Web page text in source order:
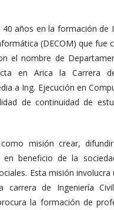
años en la formación de
(DECOM) que fue
el nombre de
en Arica la Carrera
a Ing. Ejecución en
de continuidad de
misión crear,
en beneficio de la
Esta misión
de Ingeniería
la formación de